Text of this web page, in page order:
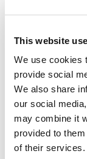
This website
We use cookies
provide social
We also share
our social
may combine it
provided to
of their services.
Zewnętrzna
Dodatkowe
śrubowe
Adapter
Blendy
Drzwiczki
Odpływ
Prefabrykacja to